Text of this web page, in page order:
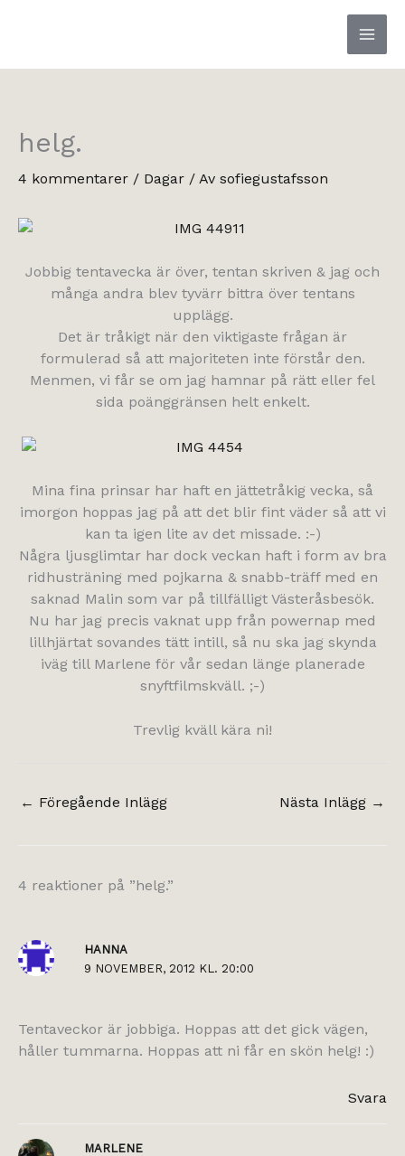
helg.
4 kommentarer / Dagar / Av sofiegustafsson
Jobbig tentavecka är över, tentan skriven & jag och
många andra blev tyvärr bittra över tentans
upplägg.
Det är tråkigt när den viktigaste frågan är
formulerad så att majoriteten inte förstår den.
Menmen, vi får se om jag hamnar på rätt eller fel
sida poänggränsen helt enkelt.
Mina fina prinsar har haft en jättetråkig vecka, så
imorgon hoppas jag på att det blir fint väder så att vi
kan ta igen lite av det missade. :-)
Några ljusglimtar har dock veckan haft i form av bra
ridhusträning med pojkarna & snabb-träff med en
saknad Malin som var på tillfälligt Västeråsbesök.
Nu har jag precis vaknat upp från powernap med
lillhjärtat sovandes tätt intill, så nu ska jag skynda
iväg till Marlene för vår sedan länge planerade
snyftfilmskväll. ;-)
Trevlig kväll kära ni!
← Föregående Inlägg Nästa Inlägg →
4 reaktioner på ”helg.”
HANNA
9 NOVEMBER, 2012 KL. 20:00
Tentaveckor är jobbiga. Hoppas att det gick vägen,
håller tummarna. Hoppas att ni får en skön helg! :)
Svara
MARLENE